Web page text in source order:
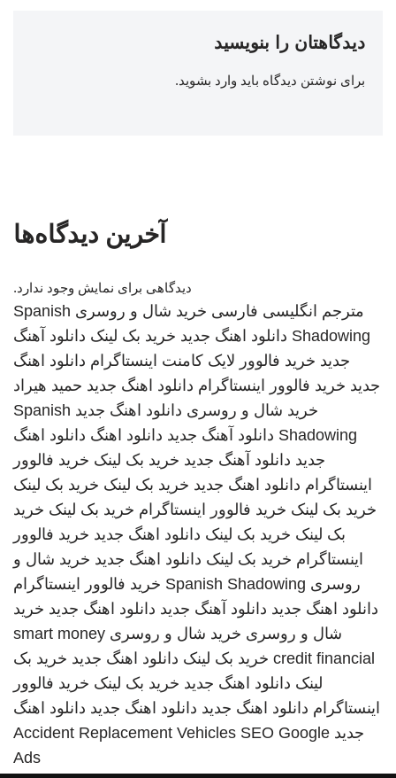
دیدگاهتان را بنویسید
برای نوشتن دیدگاه باید وارد بشوید.
آخرین دیدگاه‌ها
دیدگاهی برای نمایش وجود ندارد.
مترجم انگلیسی فارسی خرید شال و روسری Spanish
Shadowing دانلود اهنگ جدید خرید بک لینک دانلود آهنگ
جدید خرید فالوور لایک کامنت اینستاگرام دانلود اهنگ
جدید خرید فالوور اینستاگرام دانلود اهنگ جدید حمید هیراد
خرید شال و روسری دانلود اهنگ جدید Spanish
Shadowing دانلود آهنگ جدید دانلود اهنگ دانلود اهنگ
جدید دانلود آهنگ جدید خرید بک لینک خرید فالوور
اینستاگرام دانلود اهنگ جدید خرید بک لینک خرید بک لینک
خرید بک لینک خرید فالوور اینستاگرام خرید بک لینک خرید
بک لینک خرید بک لینک دانلود اهنگ جدید خرید فالوور
اینستاگرام خرید بک لینک دانلود اهنگ جدید خرید شال و
روسری Spanish Shadowing خرید فالوور اینستاگرام
دانلود اهنگ جدید دانلود آهنگ جدید دانلود اهنگ جدید خرید
شال و روسری خرید شال و روسری smart money
credit financial خرید بک لینک دانلود اهنگ جدید خرید بک
لینک دانلود اهنگ جدید خرید بک لینک خرید فالوور
اینستاگرام دانلود اهنگ جدید دانلود اهنگ جدید دانلود اهنگ
جدید
Accident Replacement Vehicles SEO Google
Ads